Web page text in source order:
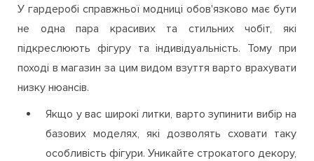
У гардеробі справжньої модниці обов'язково має бути
не одна пара красивих та стильних чобіт, які
підкреслюють фігуру та індивідуальність. Тому при
поході в магазин за цим видом взуття варто врахувати
низку нюансів.
Якщо у вас широкі литки, варто зупинити вибір на
базових моделях, які дозволять сховати таку
особливість фігури. Уникайте строкатого декору,